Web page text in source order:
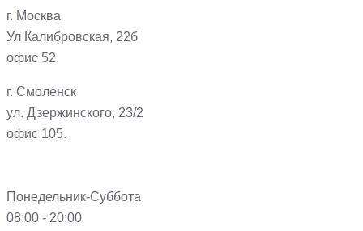
г. Москва
Ул Калибровская, 22б
офис 52.
г. Смоленск
ул. Дзержинского, 23/2
офис 105.
Понедельник-Суббота
08:00 - 20:00